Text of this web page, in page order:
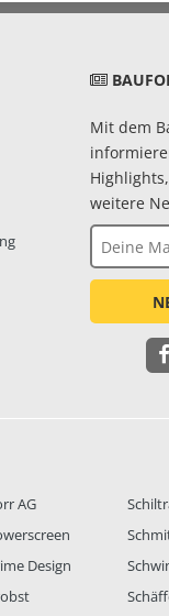
Mit dem
weitere
AG
Design